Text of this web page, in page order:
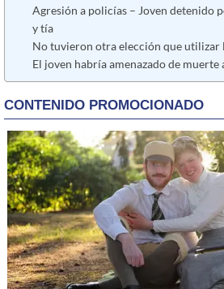
Agresión a policías – Joven detenido
y tía
No tuvieron otra elección que utilizar
El joven habría amenazado de muerte